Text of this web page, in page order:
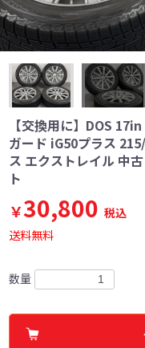
【交換用に】DOS
ガード iG50プラス
ス エクストレイル 中
ト
￥30,800 税込
送料無料
数量